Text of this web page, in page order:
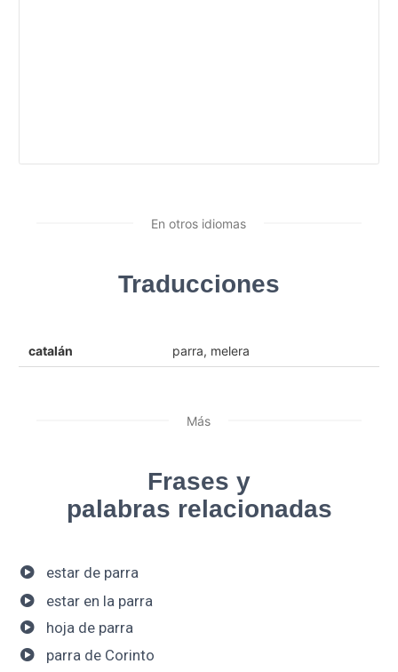
En otros idiomas
Traducciones
catalán parra, melera
Más
Frases y
palabras relacionadas
estar de parra
estar en la parra
hoja de parra
parra de Corinto